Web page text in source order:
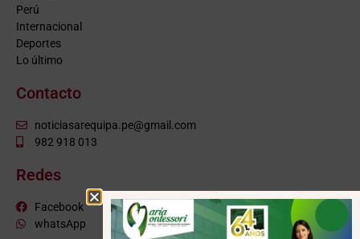
Perú
Internacional
Deportes
Lo último
Contacto
noticiasarequipa.pe@gmail.com
982 918 013
Redes
Facebook
whatsApp